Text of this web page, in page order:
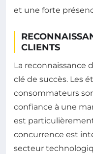
et une forte
CLIENTS
La reconnaissance
clé de succès. Les
consommateurs
confiance à une
est
concurrence est
secteur